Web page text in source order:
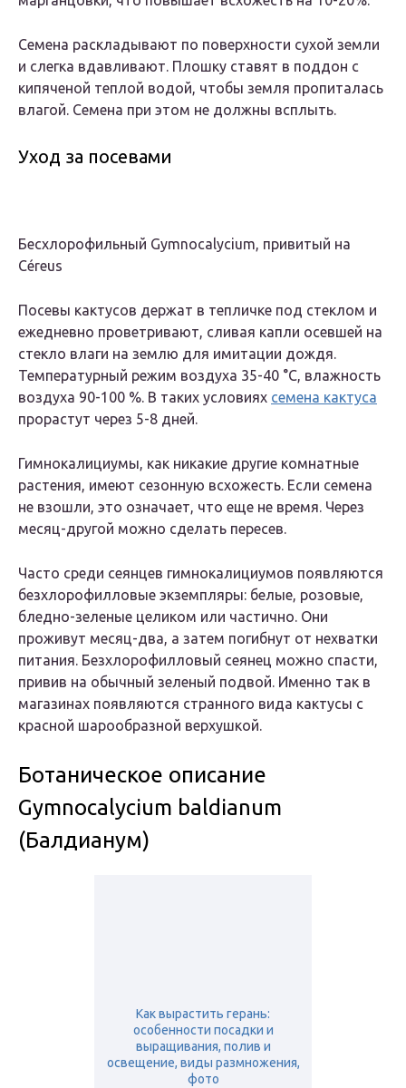
Семена раскладывают по поверхности сухой земли
и слегка вдавливают. Плошку ставят в поддон с
кипяченой теплой водой, чтобы земля пропиталась
влагой. Семена при этом не должны всплыть.
Уход за посевами
Бесхлорофильный Gymnocalycium, привитый на
Céreus
Посевы кактусов держат в тепличке под стеклом и
ежедневно проветривают, сливая капли осевшей на
стекло влаги на землю для имитации дождя.
Температурный режим воздуха 35-40 °C, влажность
воздуха 90-100 %. В таких условиях семена кактуса
прорастут через 5-8 дней.
Гимнокалициумы, как никакие другие комнатные
растения, имеют сезонную всхожесть. Если семена
не взошли, это означает, что еще не время. Через
месяц-другой можно сделать пересев.
Часто среди сеянцев гимнокалициумов появляются
безхлорофилловые экземпляры: белые, розовые,
бледно-зеленые целиком или частично. Они
проживут месяц-два, а затем погибнут от нехватки
питания. Безхлорофилловый сеянец можно спасти,
привив на обычный зеленый подвой. Именно так в
магазинах появляются странного вида кактусы с
красной шарообразной верхушкой.
Ботаническое описание
Gymnocalycium baldianum
(Балдианум)
Как вырастить герань:
особенности посадки и
выращивания, полив и
освещение, виды размножения,
фото